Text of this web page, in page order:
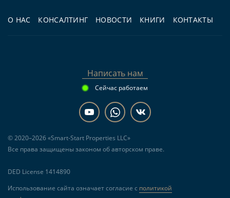
О НАС КОНСАЛТИНГ НОВОСТИ КНИГИ КОНТАКТЫ
Написать нам
Сейчас работаем
© 2020–2026 «Smart-Start Properties LLC»
Все права защищены законом об авторском праве.
DED License 1414890
Использование сайта означает согласие с политикой